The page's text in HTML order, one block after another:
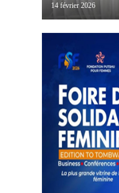
14 février 2026